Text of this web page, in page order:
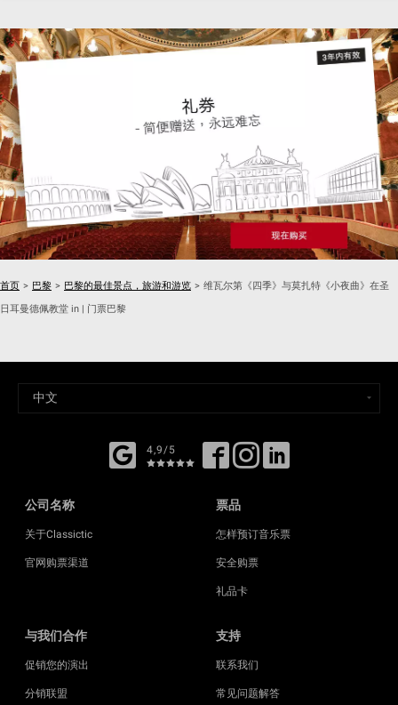
首页 > 巴黎 > 巴黎的最佳景点，旅游和游览 > 维瓦尔第《四季》与莫扎特《小夜曲》在圣
日耳曼德佩教堂 in | 门票巴黎
4,9/5
公司名称
关于Classictic
官网购票渠道
票品
怎样预订音乐票
安全购票
礼品卡
与我们合作
促销您的演出
分销联盟
支持
联系我们
常见问题解答